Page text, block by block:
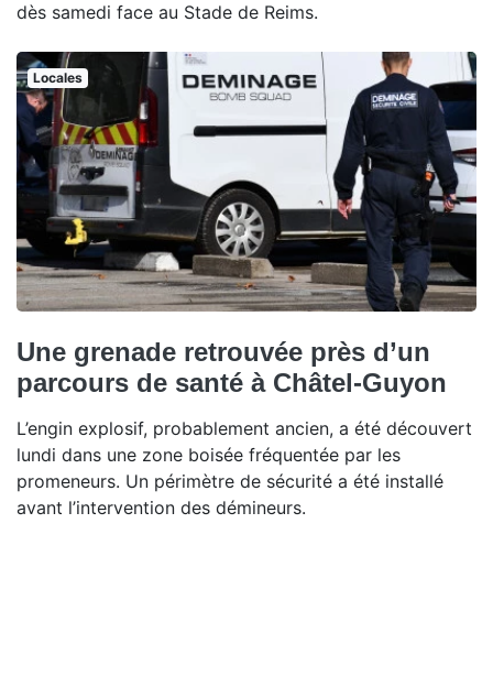
dès samedi face au Stade de Reims.
Locales
Une grenade retrouvée près d’un
parcours de santé à Châtel-Guyon
L’engin explosif, probablement ancien, a été découvert
lundi dans une zone boisée fréquentée par les
promeneurs. Un périmètre de sécurité a été installé
avant l’intervention des démineurs.